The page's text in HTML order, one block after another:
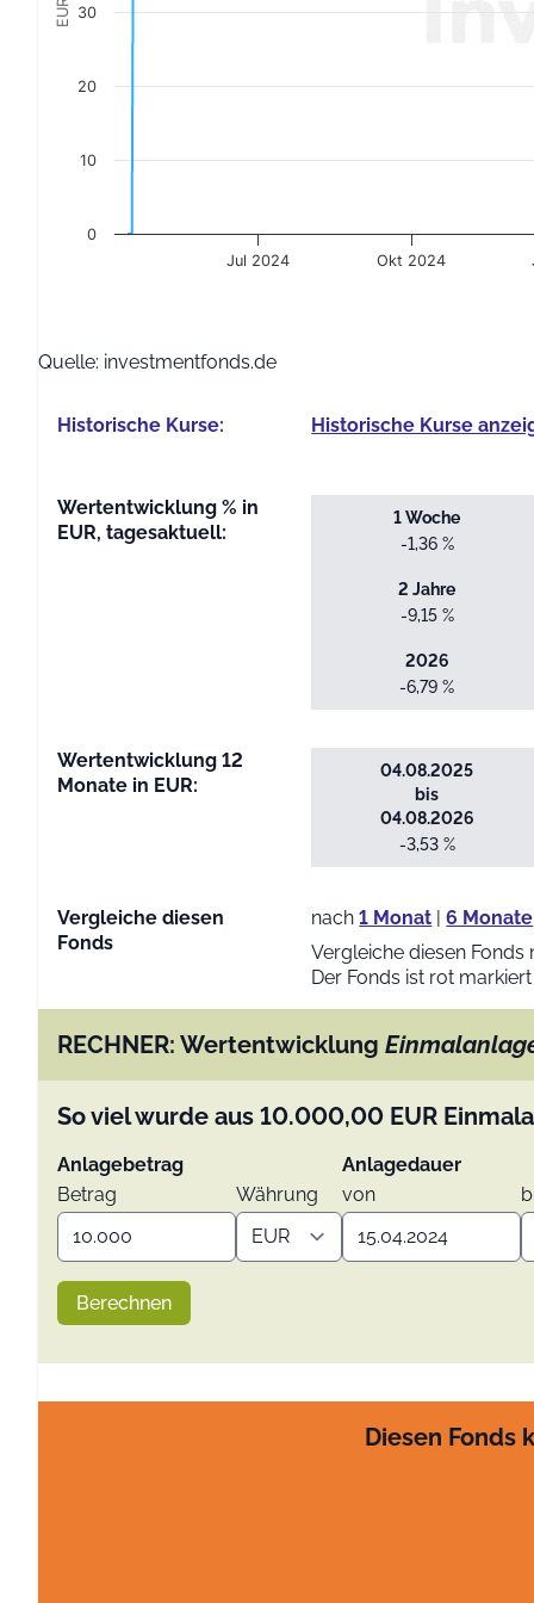
EUR
Jul 2024 Okt 2024
0
10
20
30
Quelle: investmentfonds.de
Historische Kurse: Historische Kurse
Wertentwicklung % in
EUR, tagesaktuell:
1 Woche
-1,36 %
2 Jahre
-9,15 %
2026
-6,79 %
Wertentwicklung 12
Monate in EUR:
04.08.2025
bis
04.08.2026
-3,53 %
Vergleiche diesen
Fonds
nach1 Monat |6 Monate
Vergleiche diesen
Der Fonds ist rot
RECHNER: Wertentwicklung
So viel wurde aus 10.000,00 EUR
Anlagebetrag
Betrag
Währung
Anlagedauer
von
Berechnen
Diesen Fonds